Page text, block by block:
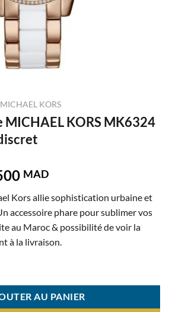
KORS
KORS MK6324
:
MAD.
MADLe
actuel
est :
1.500 MAD.
Kors allie sophistication urbaine et
accessoire phare pour sublimer vos
au Maroc & possibilité de voir la
à la livraison.
AU PANIER